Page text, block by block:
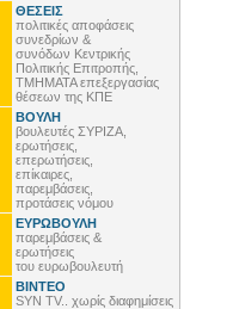
ΘΕΣΕΙΣ
πολιτικές αποφάσεις
συνεδρίων &
συνόδων Κεντρικής
Πολιτικής Επιτροπής,
ΤΜΗΜΑΤΑ επεξεργασίας
θέσεων της ΚΠΕ
ΒΟΥΛΗ
βουλευτές ΣΥΡΙΖΑ,
ερωτήσεις,
επερωτήσεις,
επίκαιρες,
παρεμβάσεις,
προτάσεις νόμου
ΕΥΡΩΒΟΥΛΗ
παρεμβάσεις &
ερωτήσεις
του ευρωβουλευτή
ΒΙΝΤΕΟ
SYN TV.. χωρίς διαφημίσεις